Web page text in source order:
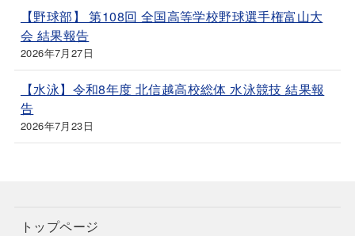
【野球部】 第108回 全国高等学校野球選手権富山大
会 結果報告
2026年7月27日
【水泳】令和8年度 北信越高校総体 水泳競技 結果報
告
2026年7月23日
トップページ